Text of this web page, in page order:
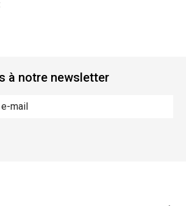
à notre newsletter